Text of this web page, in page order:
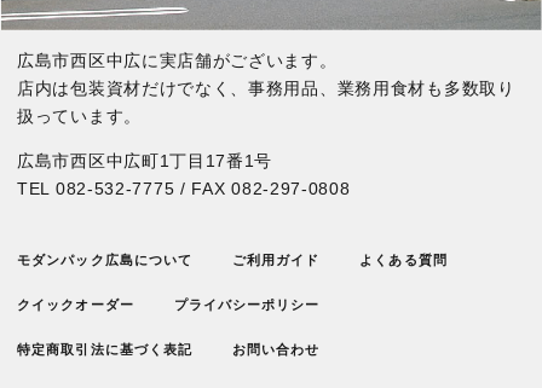
広島市西区中広に実店舗がございます。
店内は包装資材だけでなく、事務用品、業務用食材も多数取り
扱っています。
広島市西区中広町1丁目17番1号
TEL 082-532-7775 / FAX 082-297-0808
モダンパック広島について ご利用ガイド よくある質問
クイックオーダー プライバシーポリシー
特定商取引法に基づく表記 お問い合わせ